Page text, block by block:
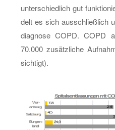
un­ter­schied­lich gut
delt es sich aus­schließ­lich
dia­gno­se COPD. COPD
70.000 zu­sätz­li­che
sich­tigt).